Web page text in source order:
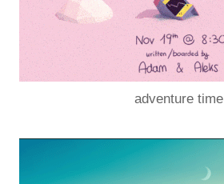
adventure time